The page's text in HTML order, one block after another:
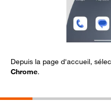
Depuis la page d'accueil,
Chrome.